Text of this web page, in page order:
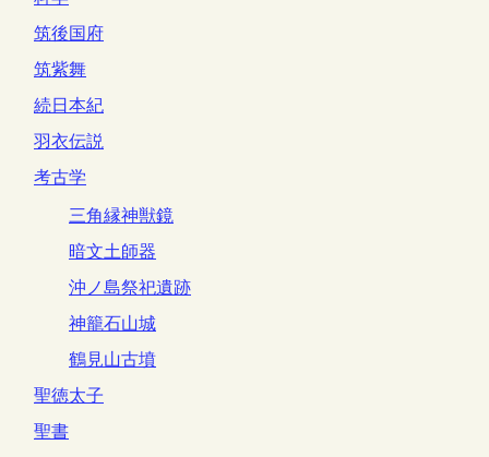
筑後国府
筑紫舞
続日本紀
羽衣伝説
考古学
三角縁神獣鏡
暗文土師器
沖ノ島祭祀遺跡
神籠石山城
鶴見山古墳
聖徳太子
聖書